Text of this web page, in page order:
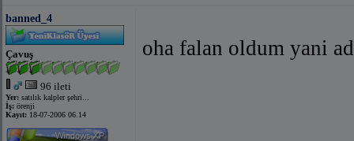
banned_4
Çavuş
96 ileti
Yer: satılık kalpler şehri...
İş: örenji
Kayıt: 18-07-2006 06:14
oha falan oldum yani